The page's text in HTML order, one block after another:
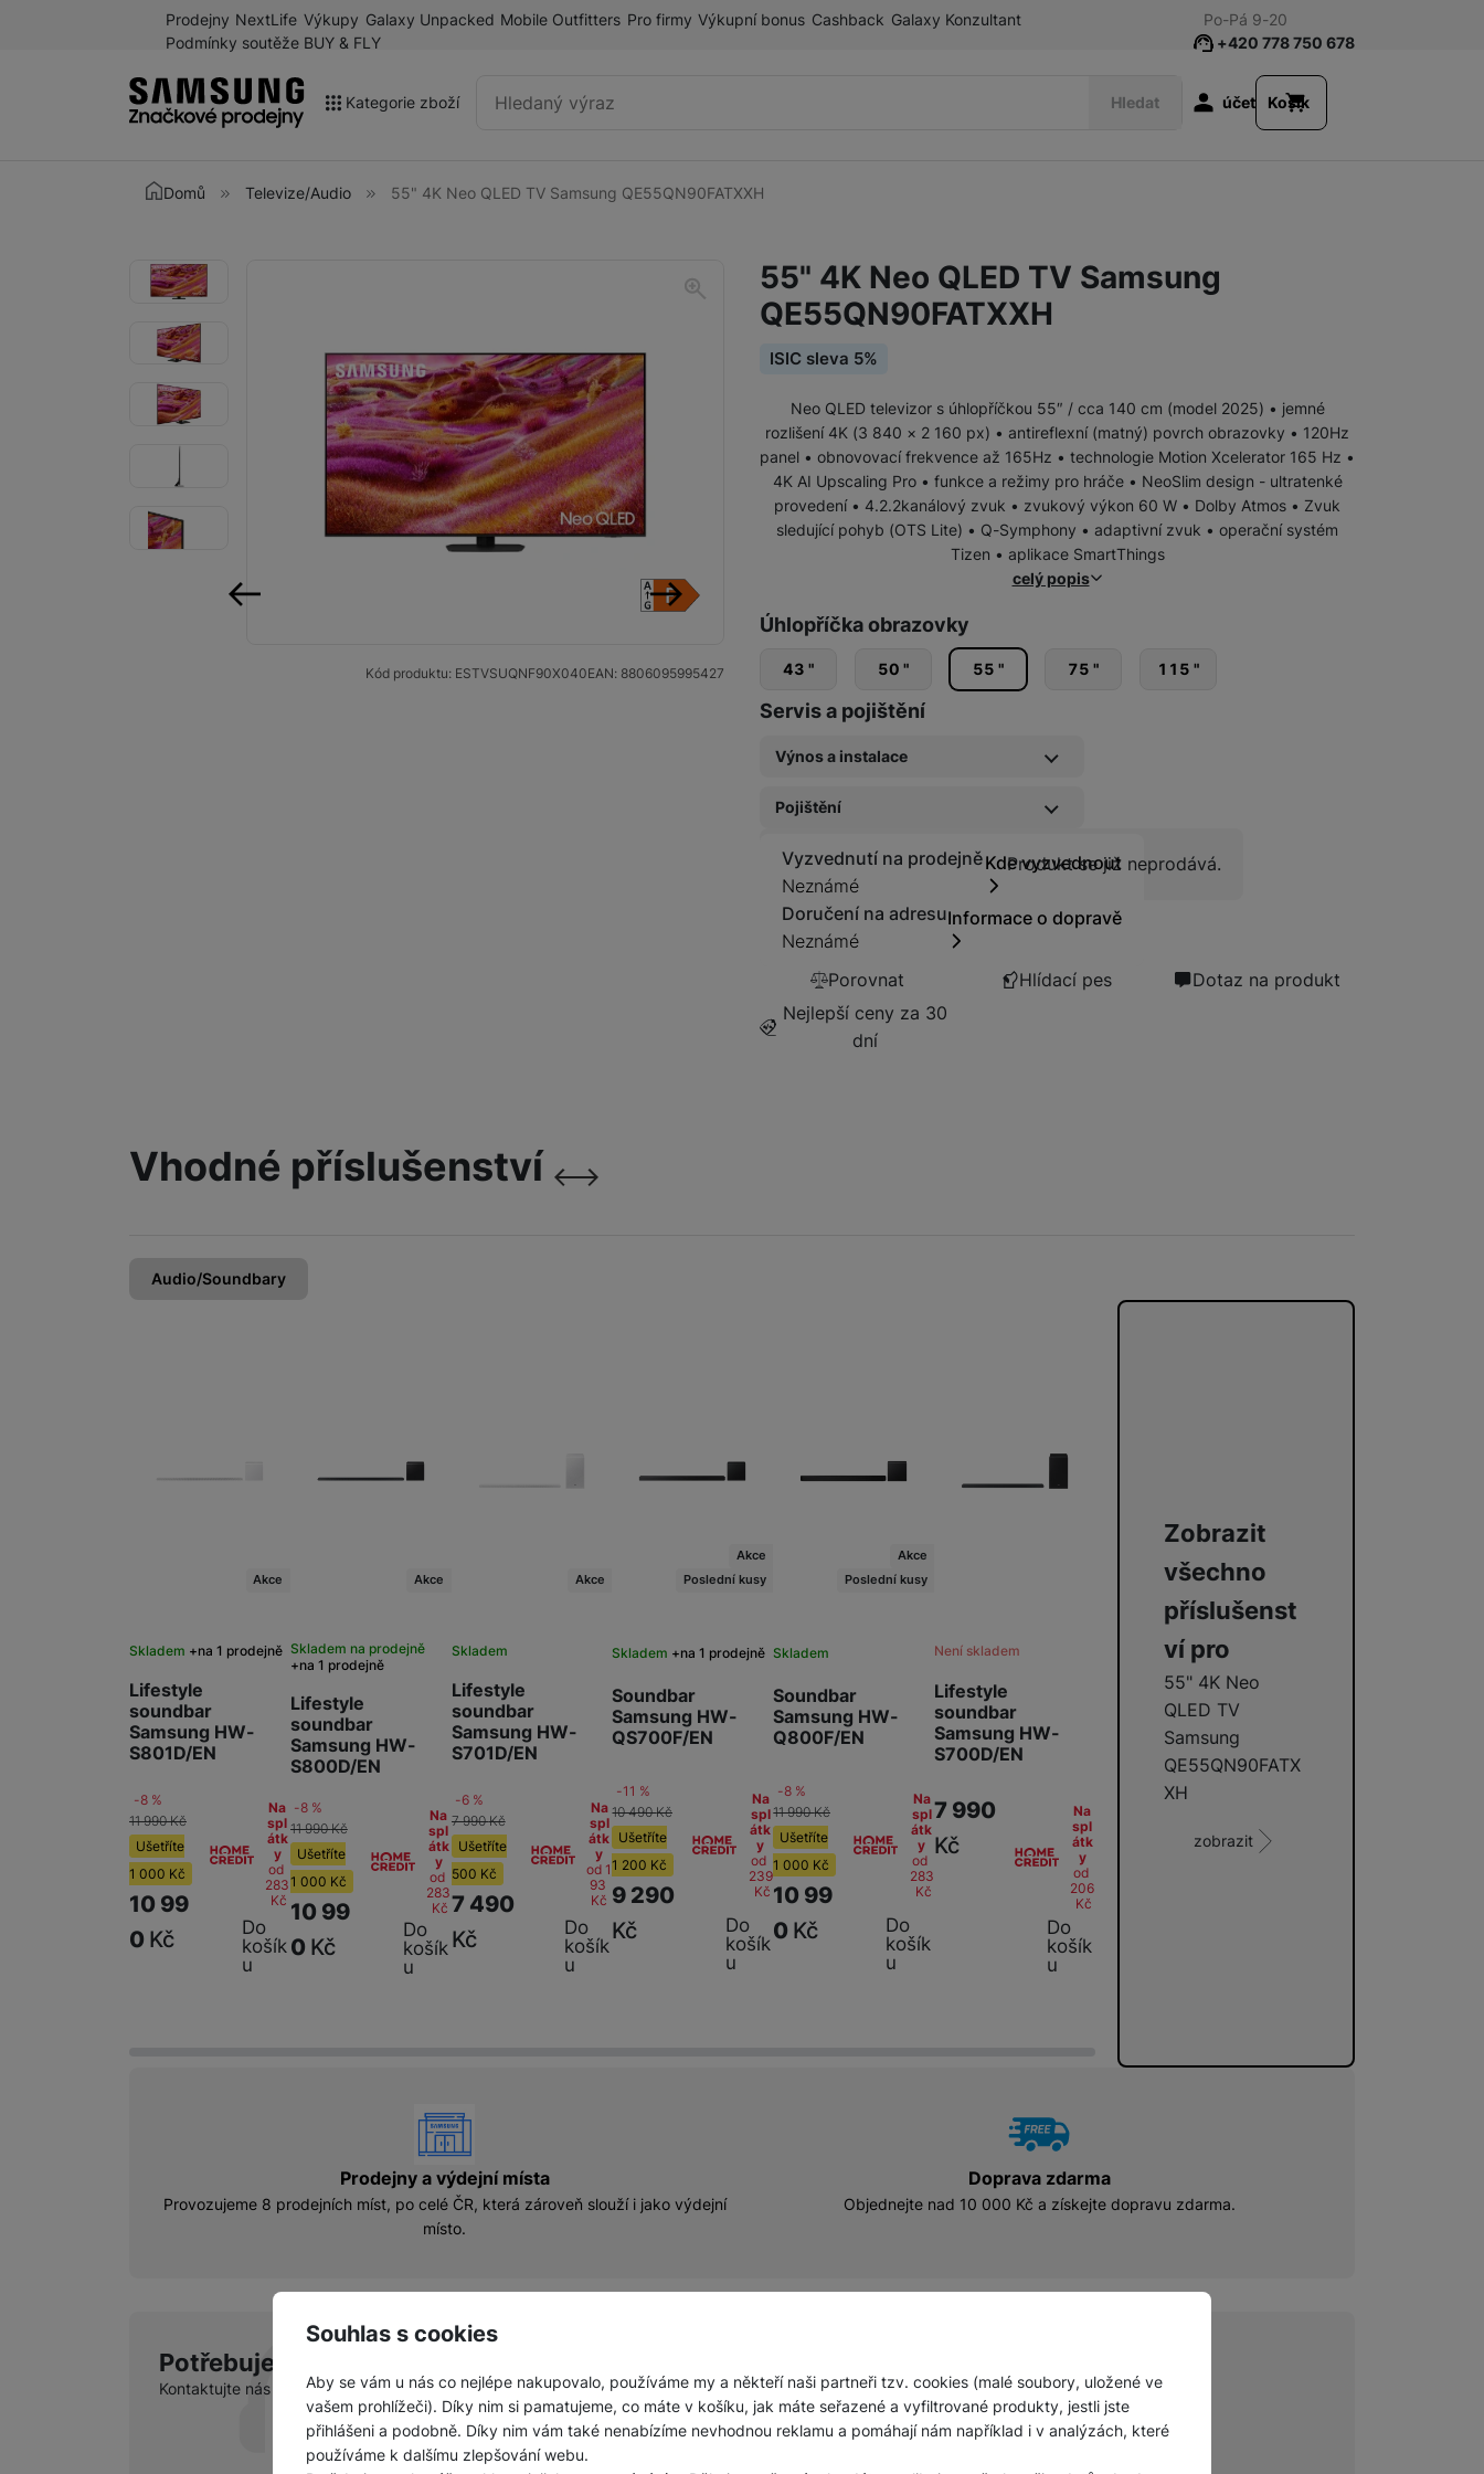
Souhlas s cookies
Aby se vám u nás co nejlépe nakupovalo, používáme my a někteří naši partneři tzv. cookies (malé soubory, uložené ve
vašem prohlížeči). Díky nim si pamatujeme, co máte v košíku, jak máte seřazené a vyfiltrované produkty, jestli jste
přihlášeni a podobně. Díky nim vám také nenabízíme nevhodnou reklamu a pomáhají nám například i v analýzách, které
používáme k dalšímu zlepšování webu.
Prodejny NextLife Výkupy Galaxy Unpacked Mobile Outfitters Pro firmy Výkupní bonus Cashback Galaxy Konzultant
Podmínky soutěže BUY & FLY
Vyhledávání Hledat
Kategorie zboží
Akce
Galaxy Z Fold8 a další
novinky léta 2026
Chytré hodinky
Tablety
Sluchátka
Galaxy Ring
Audio
Příslušenství
OLED
Lifestyle
4K Neo QLED
QLED
Music Frame
+420 778 750 678
Po-Pá 9-20
Uživatelská
účet Košík
Domů Televize/Audio 55" 4K Neo QLED TV Samsung QE55QN90FATXXH
55" 4K Neo QLED TV Samsung
QE55QN90FATXXH
ISIC sleva 5%
Neo QLED televizor s úhlopříčkou 55″ / cca 140 cm (model 2025) • jemné
rozlišení 4K (3 840 × 2 160 px) • antireflexní (matný) povrch obrazovky • 120Hz
panel • obnovovací frekvence až 165Hz • technologie Motion Xcelerator 165 Hz •
4K AI Upscaling Pro • funkce a režimy pro hráče • NeoSlim design - ultratenké
provedení • 4.2.2kanálový zvuk • zvukový výkon 60 W • Dolby Atmos • Zvuk
sledující pohyb (OTS Lite) • Q-Symphony • adaptivní zvuk • operační systém
Tizen • aplikace SmartThings
celý popis
Úhlopříčka obrazovky
43 " 50 " 55 " 75 " 115 "
Servis a pojištění
Výnos a instalace
Samsung prémiová instalace
Samsung Prémiová doprava zahrnuje doručení,
Pojištění
Pojištění Space care 1 rok
Pojištění kryje náhodné poškození výrobku, krádež nebo
899Kč
Pojištění Space care 2 roky
1 309Kč
Produkt se již
Produkt se již neprodává.
Vyzvednutí na prodejně
Neznámé
Kde vyzvednout
Doručení na adresu
Neznámé
Informace o dopravě
Porovnat Hlídací pes
Dotaz na produkt
Nejlepší ceny za 30
dní
Fotografie
Kód produktu: ESTVSUQNF90X040EAN: 8806095995427
Vhodné příslušenství
Audio/Soundbary
Lifestyle
soundbar
Samsung HW-
S801D/EN
Skladem na 1 prodejně
Akce
-8 %
11 990Kč
Ušetříte
1 000 Kč
10 99
0 Kč
Na
spl
átk
y
od
283
Kč
Do
košík
u
Lifestyle
soundbar
Samsung HW-
S800D/EN
Skladem na prodejně
na 1 prodejně
Akce
-8 %
11 990Kč
Ušetříte
1 000 Kč
10 99
0 Kč
Na
spl
átk
y
od
283
Kč
Do
košík
u
Lifestyle
soundbar
Samsung HW-
S701D/EN
Skladem
Akce
-6 %
7 990Kč
Ušetříte
500 Kč
7 490
Kč
Na
spl
átk
y
od 1
93
Kč
Do
košík
u
Soundbar
Samsung HW-
QS700F/EN
Skladem na 1 prodejně
Akce
Poslední kusy
-11 %
10 490Kč
Ušetříte
1 200 Kč
9 290
Kč
Na
spl
átk
y
od
239
Kč
Do
košík
u
Soundbar
Samsung HW-
Q800F/EN
Skladem
Akce
Poslední kusy
-8 %
11 990Kč
Ušetříte
1 000 Kč
10 99
0 Kč
Na
spl
átk
y
od
283
Kč
Do
košík
u
Lifestyle
soundbar
Samsung HW-
S700D/EN
Není skladem
7 990
Kč
Na
spl
átk
y
od
206
Kč
Do
košík
u
Zobrazit
všechno
příslušenst
ví pro
55" 4K Neo
QLED TV
Samsung
QE55QN90FATX
XH
zobrazit
Prodejny a výdejní místa
Provozujeme 8 prodejních míst, po celé ČR, která zároveň slouží i jako výdejní
místo.
Doprava zdarma
Objednejte nad 10 000 Kč a získejte dopravu zdarma.
Potřebujete poradit?
Kontaktujte nás
Po-Pá 9-20
+420 778
750 678
sbsoffice
@setos.c
z